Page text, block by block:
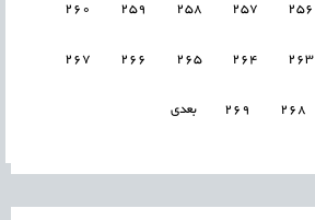
256
257
258
259
260
263
264
265
266
267
268
269 بعدی